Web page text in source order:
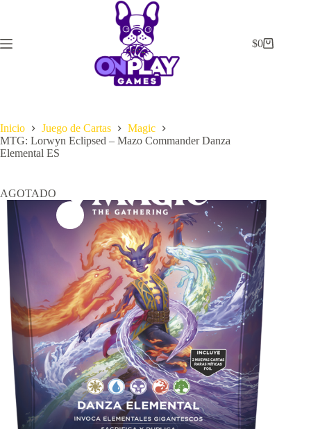
Carrito
$0
Inicio Juego de Cartas
Magic
MTG: Lorwyn Eclipsed – Mazo Commander Danza
Elemental ES
AGOTADO